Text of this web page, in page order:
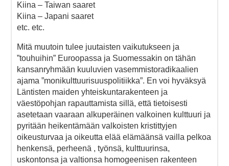
Kiina – Taiwan saaret
Kiina – Japani saaret
etc. etc.
Mitä muutoin tulee juutaisten vaikutukseen ja
”touhuihin” Euroopassa ja Suomessakin on tähän
kansanryhmään kuuluvien vasemmistoradikaalien
ajama ”monikulttuurisuuspolitiikka”. En voi hyväksyä
Läntisten maiden yhteiskuntarakenteen ja
väestöpohjan rapauttamista sillä, että tietoisesti
asetetaan vaaraan alkuperäinen valkoinen kulttuuri ja
pyritään heikentämään valkoisten kristittyjen
oikeusturvaa ja oikeutta elää elämäänsä vailla pelkoa
henkensä, perheenä , työnsä, kulttuurinsa,
uskontonsa ja valtionsa homogeenisen rakenteen